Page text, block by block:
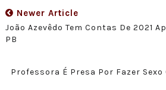
Newer Article
João Azevêdo Tem Contas De 2021
PB
Professora É Presa Por Fazer